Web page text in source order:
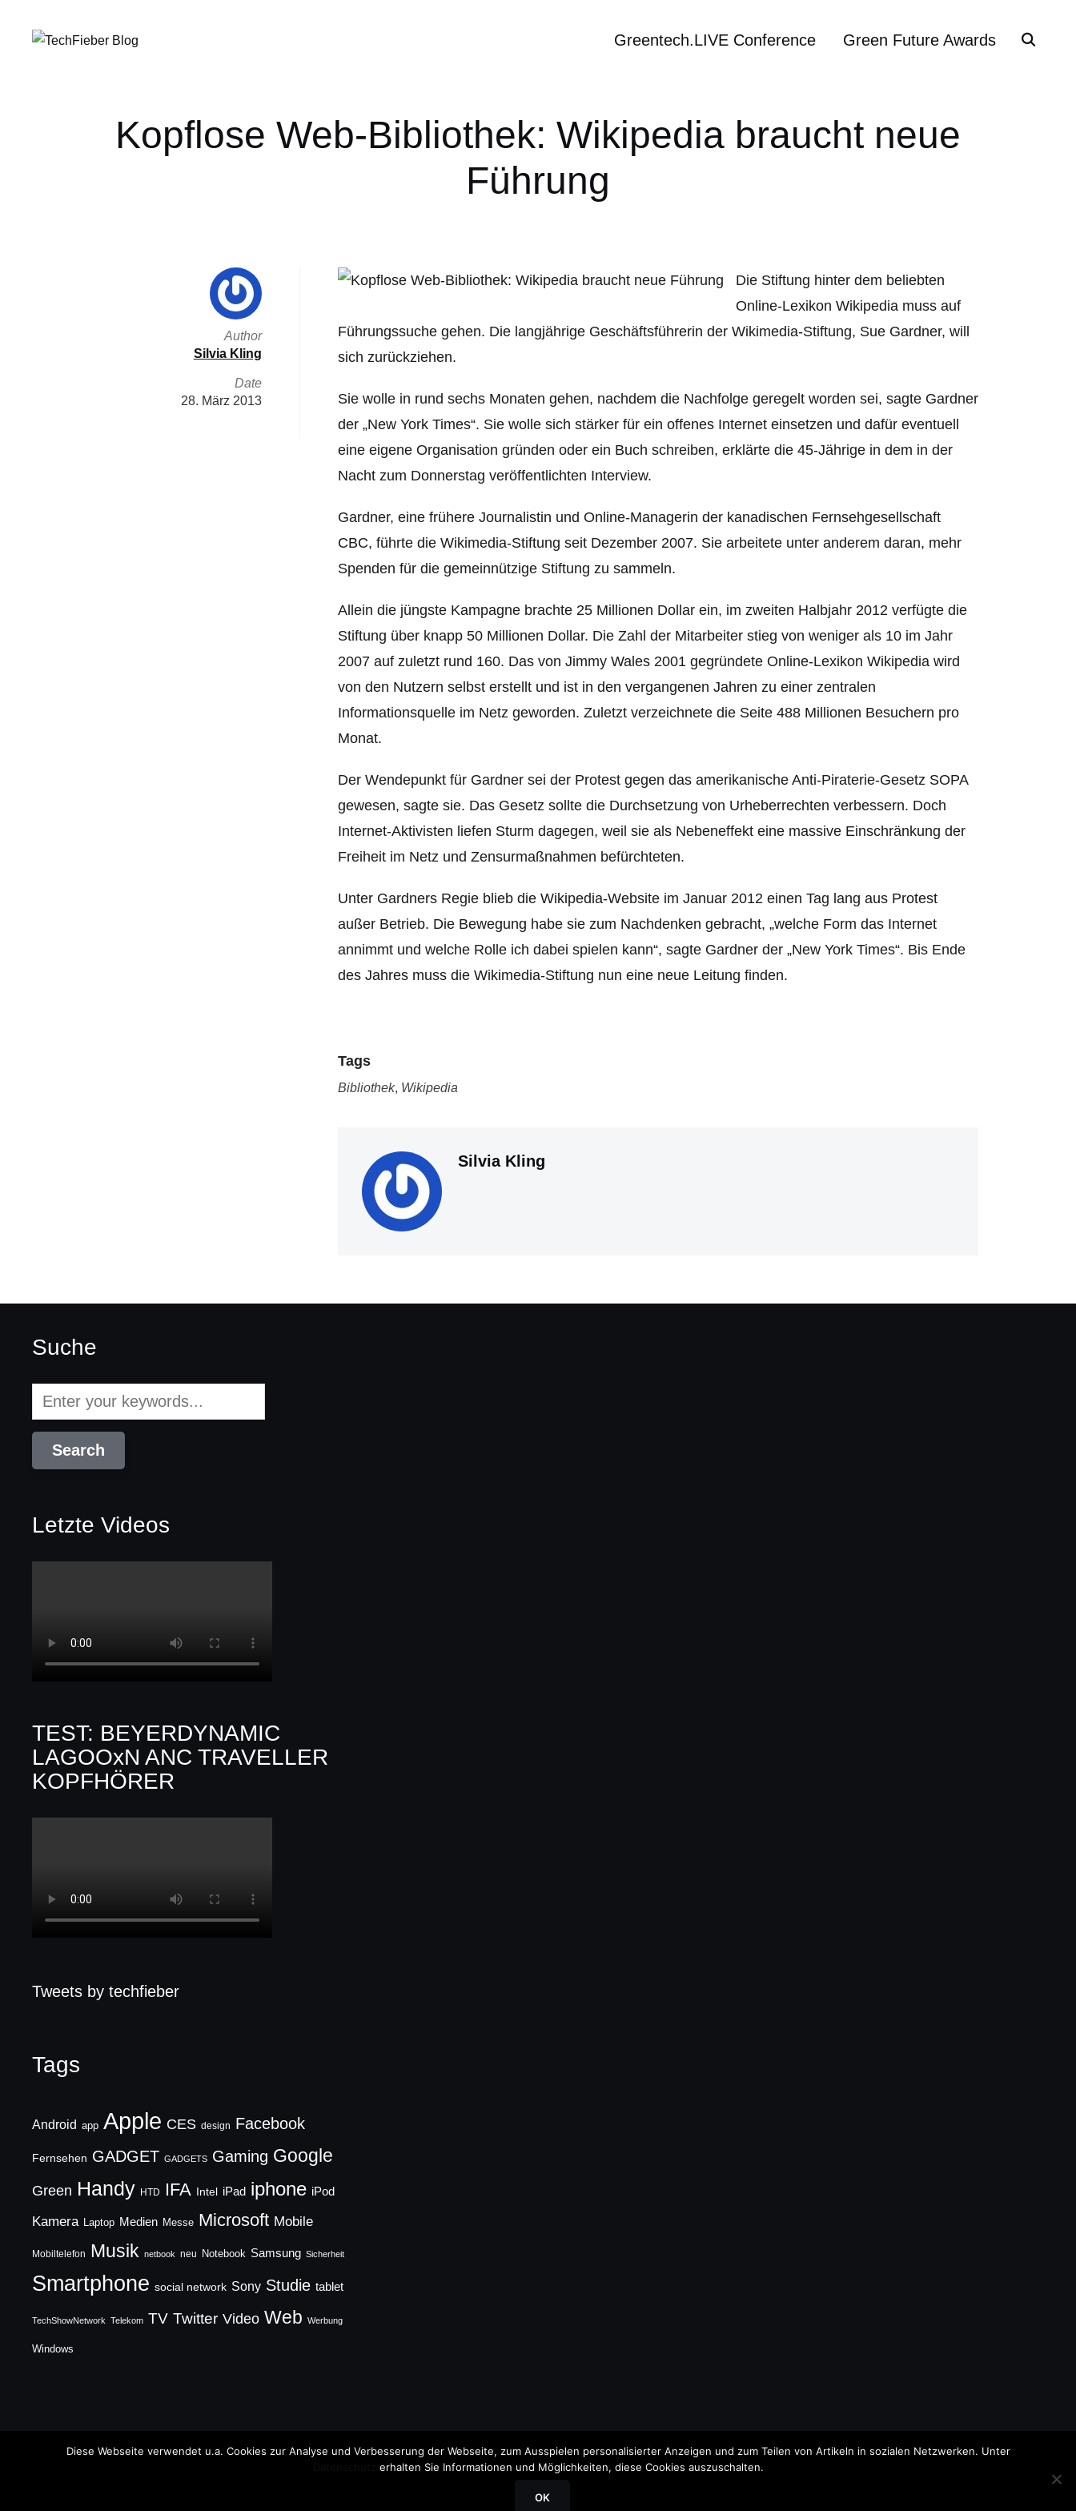
Greentech.LIVE Conference Green Future Awards
Kopflose Web-Bibliothek: Wikipedia braucht neue
Führung
Die Stiftung hinter dem beliebten
Online-Lexikon Wikipedia muss auf
Führungssuche gehen. Die langjährige Geschäftsführerin der Wikimedia-Stiftung, Sue Gardner, will
sich zurückziehen.
Sie wolle in rund sechs Monaten gehen, nachdem die Nachfolge geregelt worden sei, sagte Gardner
der „New York Times“. Sie wolle sich stärker für ein offenes Internet einsetzen und dafür eventuell
eine eigene Organisation gründen oder ein Buch schreiben, erklärte die 45-Jährige in dem in der
Nacht zum Donnerstag veröffentlichten Interview.
Gardner, eine frühere Journalistin und Online-Managerin der kanadischen Fernsehgesellschaft
CBC, führte die Wikimedia-Stiftung seit Dezember 2007. Sie arbeitete unter anderem daran, mehr
Spenden für die gemeinnützige Stiftung zu sammeln.
Allein die jüngste Kampagne brachte 25 Millionen Dollar ein, im zweiten Halbjahr 2012 verfügte die
Stiftung über knapp 50 Millionen Dollar. Die Zahl der Mitarbeiter stieg von weniger als 10 im Jahr
2007 auf zuletzt rund 160. Das von Jimmy Wales 2001 gegründete Online-Lexikon Wikipedia wird
von den Nutzern selbst erstellt und ist in den vergangenen Jahren zu einer zentralen
Informationsquelle im Netz geworden. Zuletzt verzeichnete die Seite 488 Millionen Besuchern pro
Monat.
Der Wendepunkt für Gardner sei der Protest gegen das amerikanische Anti-Piraterie-Gesetz SOPA
gewesen, sagte sie. Das Gesetz sollte die Durchsetzung von Urheberrechten verbessern. Doch
Internet-Aktivisten liefen Sturm dagegen, weil sie als Nebeneffekt eine massive Einschränkung der
Freiheit im Netz und Zensurmaßnahmen befürchteten.
Unter Gardners Regie blieb die Wikipedia-Website im Januar 2012 einen Tag lang aus Protest
außer Betrieb. Die Bewegung habe sie zum Nachdenken gebracht, „welche Form das Internet
annimmt und welche Rolle ich dabei spielen kann“, sagte Gardner der „New York Times“. Bis Ende
des Jahres muss die Wikimedia-Stiftung nun eine neue Leitung finden.
Tags
Bibliothek, Wikipedia
Silvia Kling
Author
Silvia Kling
Date
28. März 2013
Suche
Letzte Videos
TEST: BEYERDYNAMIC
LAGOOxN ANC TRAVELLER
KOPFHÖRER
Tweets by techfieber
Tags
Android app Apple CES design Facebook
Fernsehen GADGET GADGETS Gaming Google
Green Handy HTD IFA Intel iPad iphone iPod
Kamera Laptop Medien Messe Microsoft Mobile
Mobiltelefon Musik netbook neu Notebook Samsung Sicherheit
Smartphone social network Sony Studie tablet
TechShowNetwork Telekom TV Twitter Video Web Werbung
Windows
Copyright © 2026 TechFieber Blog
Diese Webseite verwendet u.a. Cookies zur Analyse und Verbesserung der Webseite, zum Ausspielen personalisierter Anzeigen und zum Teilen von Artikeln in sozialen Netzwerken. Unter
erhalten Sie Informationen und Möglichkeiten, diese Cookies auszuschalten.
OK